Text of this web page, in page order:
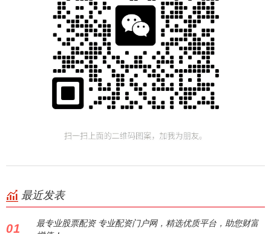
最近发表
01
最专业股票配资 专业配资门户网，精选优质平台，助您财富